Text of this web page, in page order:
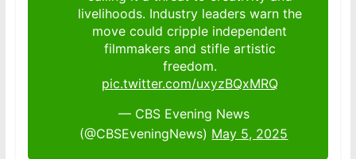
livelihoods. Industry leaders warn the
move could cripple independent
filmmakers and stifle artistic
freedom.
pic.twitter.com/uxyzBQxMRQ
— CBS Evening News
(@CBSEveningNews) May 5, 2025